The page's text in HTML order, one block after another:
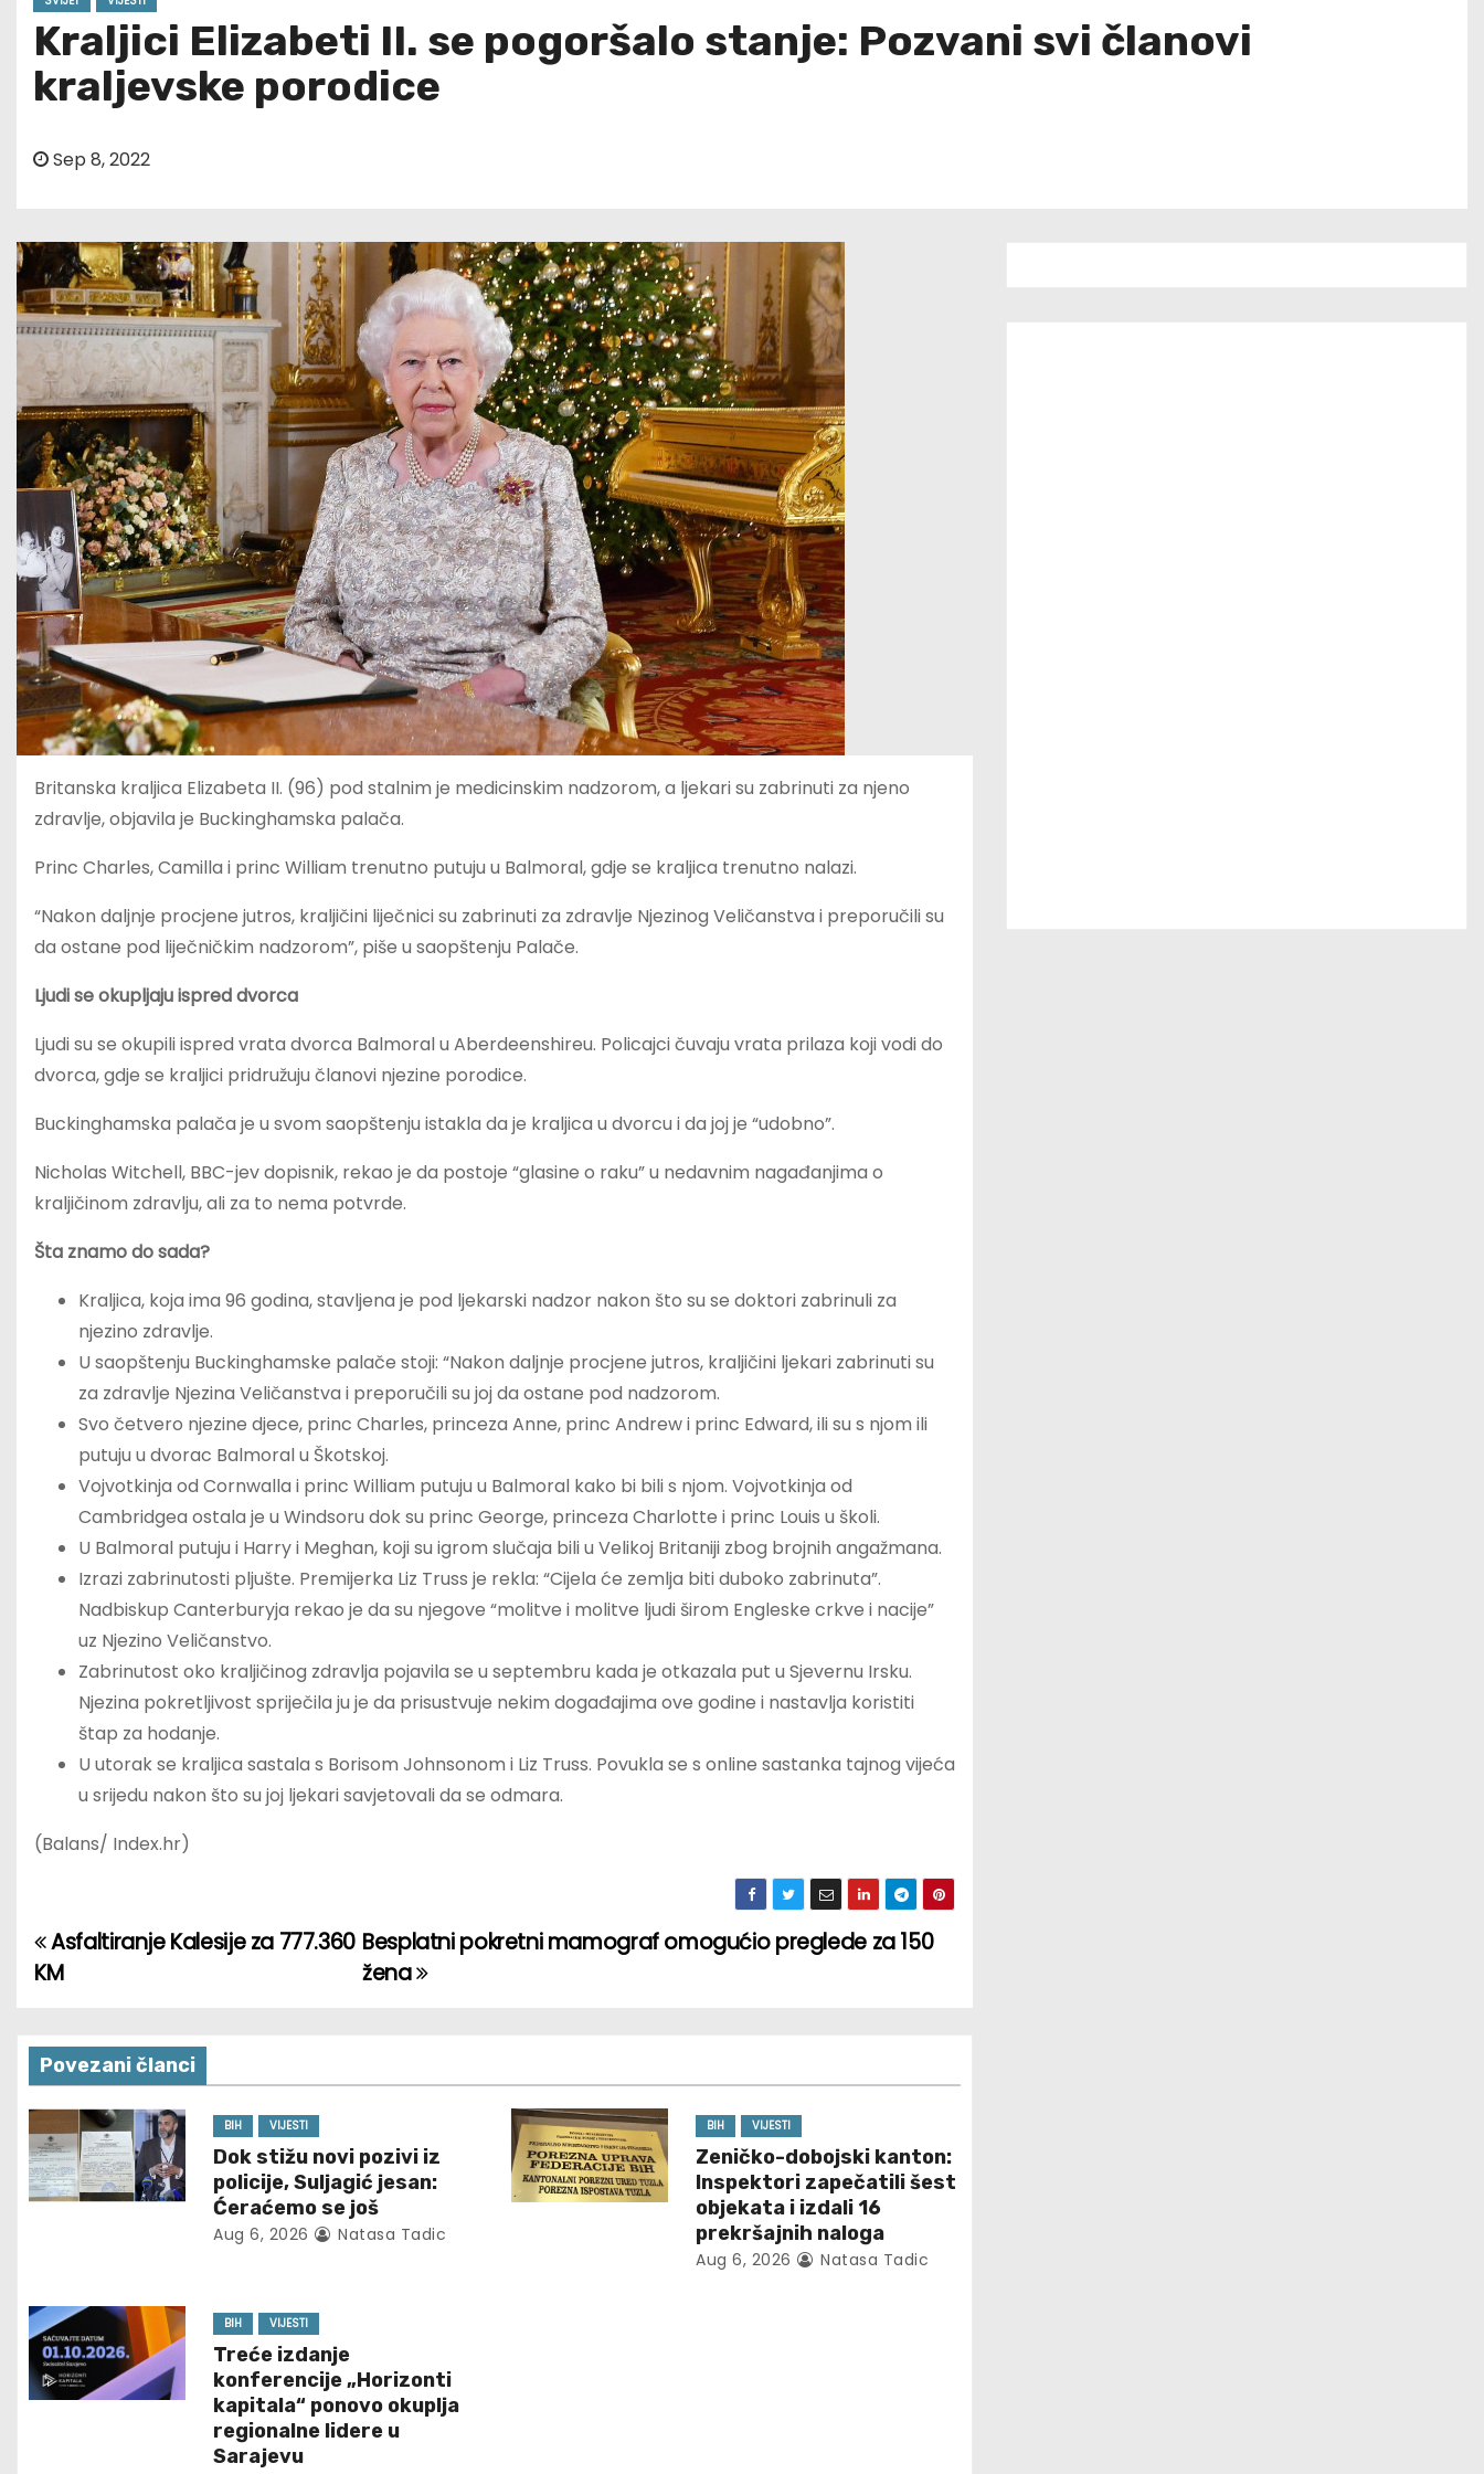
Kraljici Elizabeti II. se pogoršalo stanje: Pozvani svi članovi
kraljevske porodice
Sep 8, 2022
Britanska kraljica Elizabeta II. (96) pod stalnim je medicinskim nadzorom, a ljekari su zabrinuti za njeno
zdravlje, objavila je Buckinghamska palača.
Princ Charles, Camilla i princ William trenutno putuju u Balmoral, gdje se kraljica trenutno nalazi.
“Nakon daljnje procjene jutros, kraljičini liječnici su zabrinuti za zdravlje Njezinog Veličanstva i preporučili su
da ostane pod liječničkim nadzorom”, piše u saopštenju Palače.
Ljudi se okupljaju ispred dvorca
Ljudi su se okupili ispred vrata dvorca Balmoral u Aberdeenshireu. Policajci čuvaju vrata prilaza koji vodi do
dvorca, gdje se kraljici pridružuju članovi njezine porodice.
Buckinghamska palača je u svom saopštenju istakla da je kraljica u dvorcu i da joj je “udobno”.
Nicholas Witchell, BBC-jev dopisnik, rekao je da postoje “glasine o raku” u nedavnim nagađanjima o
kraljičinom zdravlju, ali za to nema potvrde.
Šta znamo do sada?
Kraljica, koja ima 96 godina, stavljena je pod ljekarski nadzor nakon što su se doktori zabrinuli za
njezino zdravlje.
U saopštenju Buckinghamske palače stoji: “Nakon daljnje procjene jutros, kraljičini ljekari zabrinuti su
za zdravlje Njezina Veličanstva i preporučili su joj da ostane pod nadzorom.
Svo četvero njezine djece, princ Charles, princeza Anne, princ Andrew i princ Edward, ili su s njom ili
putuju u dvorac Balmoral u Škotskoj.
Vojvotkinja od Cornwalla i princ William putuju u Balmoral kako bi bili s njom. Vojvotkinja od
Cambridgea ostala je u Windsoru dok su princ George, princeza Charlotte i princ Louis u školi.
U Balmoral putuju i Harry i Meghan, koji su igrom slučaja bili u Velikoj Britaniji zbog brojnih angažmana.
Izrazi zabrinutosti pljušte. Premijerka Liz Truss je rekla: “Cijela će zemlja biti duboko zabrinuta”.
Nadbiskup Canterburyja rekao je da su njegove “molitve i molitve ljudi širom Engleske crkve i nacije”
uz Njezino Veličanstvo.
Zabrinutost oko kraljičinog zdravlja pojavila se u septembru kada je otkazala put u Sjevernu Irsku.
Njezina pokretljivost spriječila ju je da prisustvuje nekim događajima ove godine i nastavlja koristiti
štap za hodanje.
U utorak se kraljica sastala s Borisom Johnsonom i Liz Truss. Povukla se s online sastanka tajnog vijeća
u srijedu nakon što su joj ljekari savjetovali da se odmara.
(Balans/ Index.hr)
P
s
t
n
a
g
a
Besplatni pokretni mamograf omogućio preglede za 150
žena
Asfaltiranje Kalesije za 777.360
KM
Povezani članci
BIH VIJESTI
Dok stižu novi pozivi iz
policije, Suljagić jesan:
Ćeraćemo se još
Aug 6, 2026 Natasa Tadic
BIH VIJESTI
Zeničko-dobojski kanton:
Inspektori zapečatili šest
objekata i izdali 16
prekršajnih naloga
Aug 6, 2026 Natasa Tadic
BIH VIJESTI
Treće izdanje
konferencije „Horizonti
kapitala“ ponovo okuplja
regionalne lidere u
Sarajevu